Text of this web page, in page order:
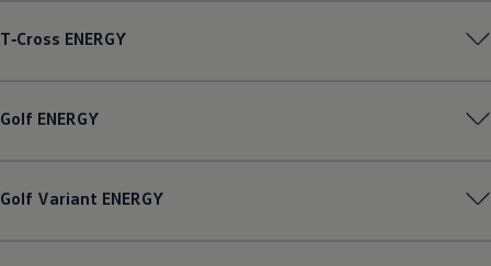
Pannen- und Unfallhilfe
T‑Cross ENERGY
Golf ENERGY
Golf Variant ENERGY